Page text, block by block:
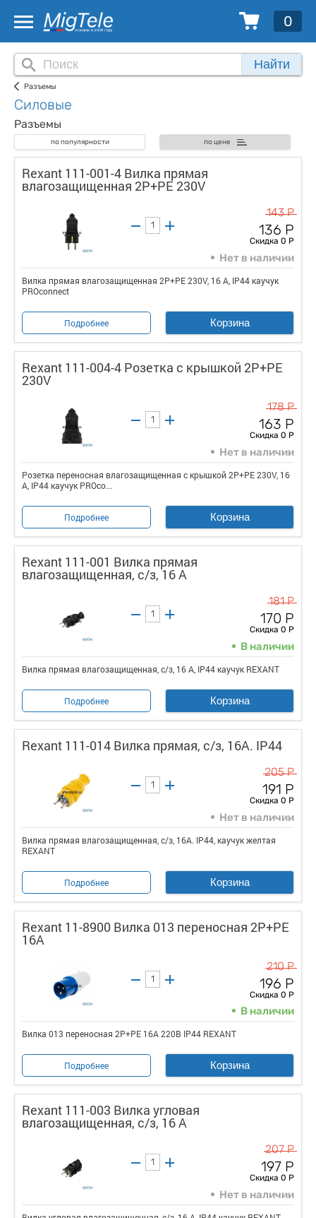
0
Найти
Разъемы
Силовые
Разъемы
по популярности по цене
Rexant 111-001-4 Вилка прямая
влагозащищенная 2P+PE 230V
143 Р
136 Р
Скидка 0 Р
Нет в наличии
Вилка прямая влагозащищенная 2P+PE 230V, 16 А, IP44 каучук
PROconnect
Подробнее Корзина
Rexant 111-004-4 Розетка с крышкой 2P+PE
230V
178 Р
163 Р
Скидка 0 Р
Нет в наличии
Розетка переносная влагозащищенная с крышкой 2P+PE 230V, 16
А, IP44 каучук PROco...
Подробнее Корзина
Rexant 111-001 Вилка прямая
влагозащищенная, с/з, 16 А
181 Р
170 Р
Скидка 0 Р
В наличии
Вилка прямая влагозащищенная, с/з, 16 А, IP44 каучук REXANT
Подробнее Корзина
Rexant 111-014 Вилка прямая, c/з, 16А. IP44
205 Р
191 Р
Скидка 0 Р
Нет в наличии
Вилка прямая влагозащищенная, c/з, 16А. IP44, каучук желтая
REXANT
Подробнее Корзина
Rexant 11-8900 Вилка 013 переносная 2Р+РЕ
16А
210 Р
196 Р
Скидка 0 Р
В наличии
Вилка 013 переносная 2Р+РЕ 16А 220В IP44 REXANT
Подробнее Корзина
Rexant 111-003 Вилка угловая
влагозащищенная, с/з, 16 А
207 Р
197 Р
Скидка 0 Р
Нет в наличии